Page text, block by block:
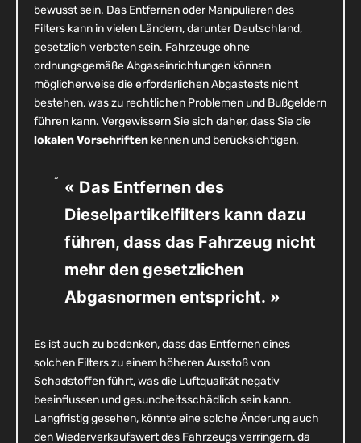
bewusst sein. Das Entfernen oder Manipulieren des
Filters kann in vielen Ländern, darunter Deutschland,
gesetzlich verboten sein. Fahrzeuge ohne
ordnungsgemäße Abgaseinrichtungen können
möglicherweise die erforderlichen Abgastests nicht
bestehen, was zu rechtlichen Problemen und Bußgeldern
führen kann. Vergewissern Sie sich daher, dass Sie die
lokalen Vorschriften kennen und berücksichtigen.
« Das Entfernen des
Dieselpartikelfilters kann dazu
führen, dass das Fahrzeug nicht
mehr den gesetzlichen
Abgasnormen entspricht. »
Es ist auch zu bedenken, dass das Entfernen eines
solchen Filters zu einem höheren Ausstoß von
Schadstoffen führt, was die Luftqualität negativ
beeinflussen und gesundheitsschädlich sein kann.
Langfristig gesehen, könnte eine solche Änderung auch
den Wiederverkaufswert des Fahrzeugs verringern, da